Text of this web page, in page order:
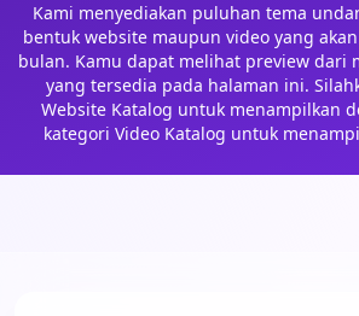
Kami menyediakan puluhan tema
bentuk website maupun video yang
bulan. Kamu dapat melihat preview dari
yang tersedia pada halaman ini.
Website Katalog untuk menampilkan
kategori Video Katalog untuk